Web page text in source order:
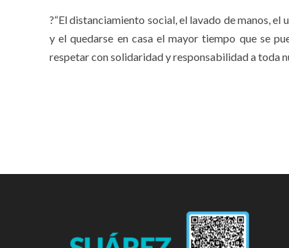
?“El distanciamiento social, el lavado de manos,
y el quedarse en casa el mayor tiempo que se
respetar con solidaridad y responsabilidad a toda